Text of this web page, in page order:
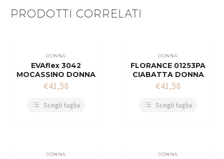
PRODOTTI CORRELATI
DONNA
EVAflex 3042
MOCASSINO DONNA
€41,58
Scegli taglia
DONNA
FLORANCE 01253PA
CIABATTA DONNA
€41,58
Scegli taglia
DONNA DONNA